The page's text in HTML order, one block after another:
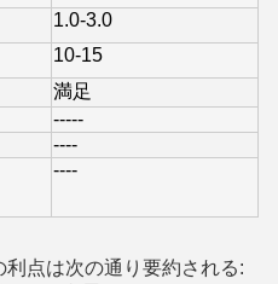
1.0-3.0
10-15
満足
-----
----
----
点は次の通り要約される: